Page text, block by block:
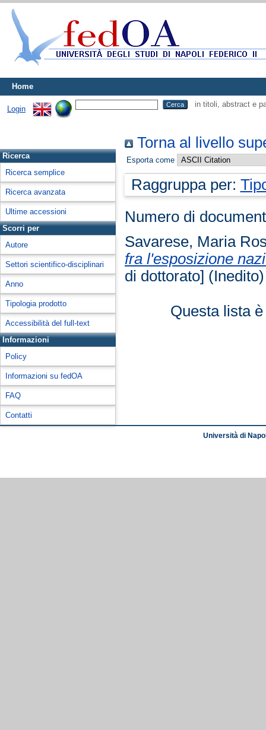
Home
Login
in titoli, abstract e
Ricerca
Ricerca semplice
Ricerca avanzata
Ultime accessioni
Scorri per
Autore
Settori scientifico-disciplinari
Anno
Tipologia prodotto
Accessibilità del full-text
Informazioni
Policy
Informazioni su fedOA
FAQ
Contatti
Torna al livello
Esporta come
Raggruppa per:
Numero di
Savarese, Maria
fra l'esposizione
di dottorato] (Inedito)
Questa lista
Università di